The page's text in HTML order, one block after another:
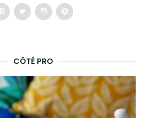
FacebookTwitterInstagramPinterest
CÔTÉ PRO